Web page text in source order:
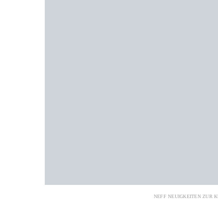
NEFF NEUIGKEITEN ZUR